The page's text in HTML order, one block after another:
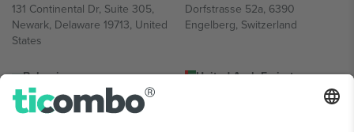
131 Continental Dr, Suite 305,
Newark, Delaware 19713, United
States
Dorfstrasse 52a, 6390
Engelberg, Switzerland
Bulgaria
Regus Sofia City West, bul
Totleben 53-55, 1606 Sofia,
United Arab Emirates
UAE Dubai Silicon Oasis, DDP